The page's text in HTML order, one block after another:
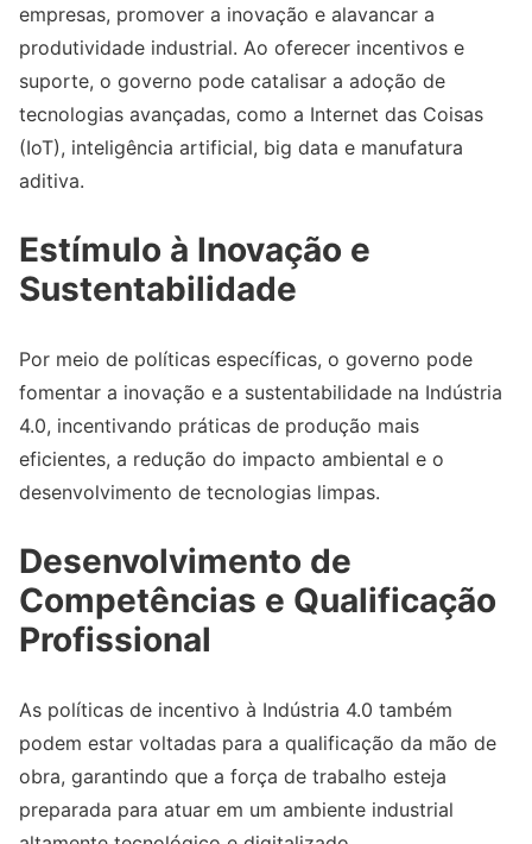
empresas, promover a inovação e alavancar a
produtividade industrial. Ao oferecer incentivos e
suporte, o governo pode catalisar a adoção de
tecnologias avançadas, como a Internet das Coisas
(IoT), inteligência artificial, big data e manufatura
aditiva.
Estímulo à Inovação e
Sustentabilidade
Por meio de políticas específicas, o governo pode
fomentar a inovação e a sustentabilidade na Indústria
4.0, incentivando práticas de produção mais
eficientes, a redução do impacto ambiental e o
desenvolvimento de tecnologias limpas.
Desenvolvimento de
Competências e Qualificação
Profissional
As políticas de incentivo à Indústria 4.0 também
podem estar voltadas para a qualificação da mão de
obra, garantindo que a força de trabalho esteja
preparada para atuar em um ambiente industrial